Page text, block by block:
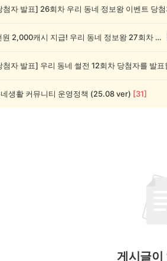
💸 전원 2,000캐시 지급! 우리 동네 정보왕 27회차 (~8/10)
생활 커뮤니티 운영정책 (25.08 ver) [31]
게시글이